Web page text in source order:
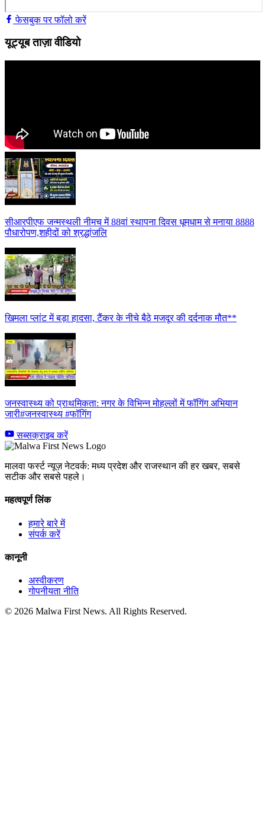
फेसबुक पर फॉलो करें
यूट्यूब ताज़ा वीडियो
सीआरपीएफ जन्मस्थली नीमच में 88वां स्थापना दिवस धूमधाम से मनाया 8888
पौधारोपण,शहीदों को श्रद्धांजलि
खिमला प्लांट में बड़ा हादसा, टैंकर के नीचे बैठे मजदूर की दर्दनाक मौत**
जनस्वास्थ्य को प्राथमिकता: नगर के विभिन्न मोहल्लों में फॉगिंग अभियान
जारी#जनस्वास्थ्य #फॉगिंग
सब्सक्राइब करें
मालवा फर्स्ट न्यूज़ नेटवर्क: मध्य प्रदेश और राजस्थान की हर खबर, सबसे
सटीक और सबसे पहले।
महत्वपूर्ण लिंक
हमारे बारे में
संपर्क करें
कानूनी
अस्वीकरण
गोपनीयता नीति
© 2026 Malwa First News. All Rights Reserved.